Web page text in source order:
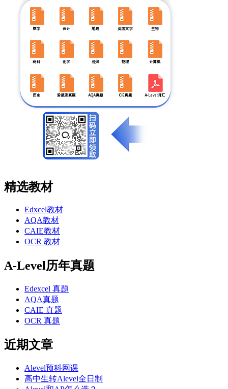
精选教材
Edxcel教材
AQA教材
CAIE教材
OCR 教材
A-Level历年真题
Edexcel 真题
AQA真题
CAIE 真题
OCR 真题
近期文章
Alevel预科网课
高中生转Alevel全日制